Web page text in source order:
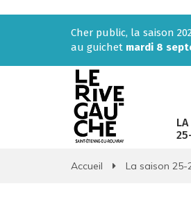
Cher public, la saison
au guichet mardi 8
Accueil La saison 25-